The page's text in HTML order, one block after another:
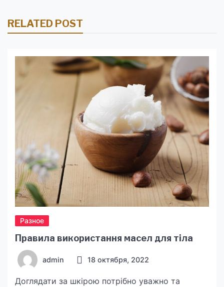
RELATED POST
Разное
Правила використання масел для тіла
admin 18 октября, 2022
Доглядати за шкірою потрібно уважно та